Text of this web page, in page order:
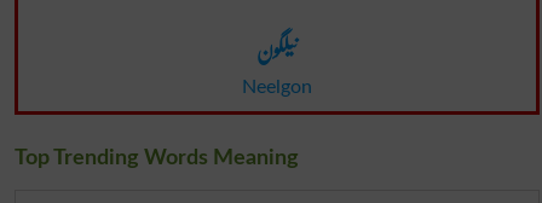
نیلگون
Neelgon
Top Trending Words Meaning